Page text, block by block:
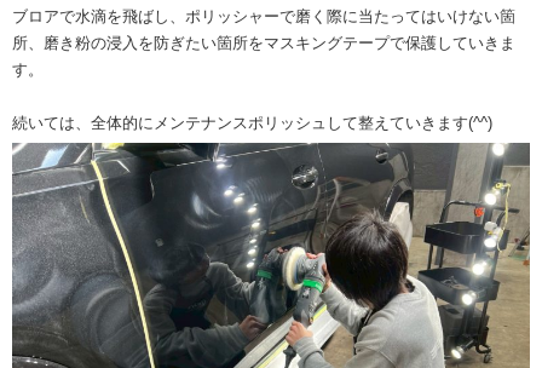
ブロアで水滴を飛ばし、ポリッシャーで磨く際に当たってはいけない箇
所、磨き粉の浸入を防ぎたい箇所をマスキングテープで保護していきま
す。
続いては、全体的にメンテナンスポリッシュして整えていきます(^^)